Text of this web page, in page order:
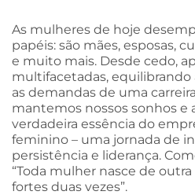
As mulheres de hoje
papéis: são mães, esposas,
e muito mais. Desde cedo,
multifacetadas,
as demandas de uma
mantemos nossos sonhos e
verdadeira essência do
feminino – uma jornada de
persistência e liderança.
“Toda mulher nasce de
fortes duas vezes”.